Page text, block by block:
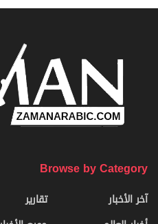
Browse by Category
آخر الأخبار
تقارير